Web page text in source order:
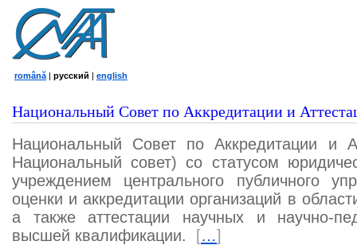
română | русский | english
Национальный Совет по Аккредитации и
Национальный Совет по Аккредитации и
Национальный совет) со статусом
учреждением центрального публичного
оценки и аккредитации организаций в
а также аттестации научных и научно-
высшей квалификации.
[…]